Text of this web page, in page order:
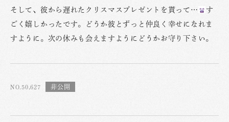
そして、彼から遅れたクリスマスプレゼントを貰って…
す
ごく嬉しかったです。どうか彼とずっと仲良く幸せになれま
すように。次の休みも会えますようにどうかお守り下さい。
NO.50,627